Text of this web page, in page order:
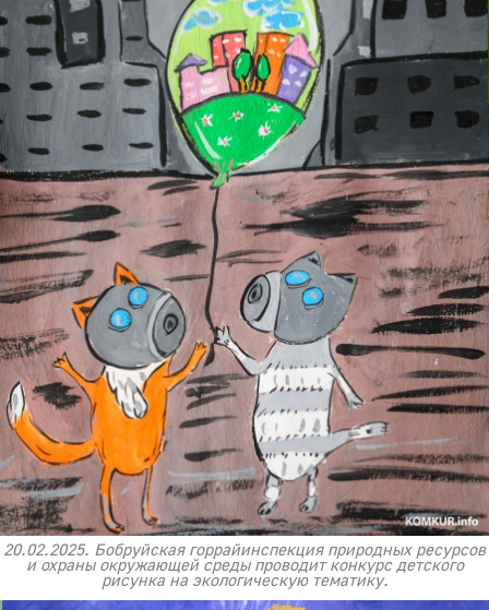
20.02.2025. Бобруйская горрайинспекция природных ресурсов
и охраны окружающей среды проводит конкурс детского
рисунка на экологическую тематику.